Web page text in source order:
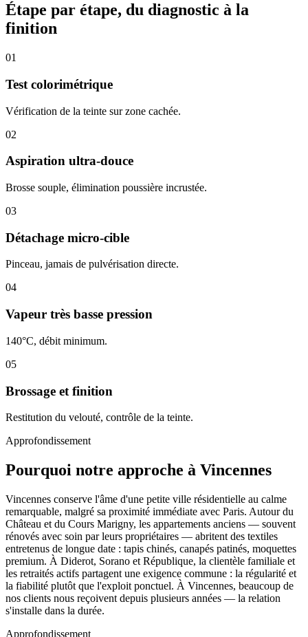
Étape par étape, du diagnostic à la
finition
01
Test colorimétrique
Vérification de la teinte sur zone cachée.
02
Aspiration ultra-douce
Brosse souple, élimination poussière incrustée.
03
Détachage micro-cible
Pinceau, jamais de pulvérisation directe.
04
Vapeur très basse pression
140°C, débit minimum.
05
Brossage et finition
Restitution du velouté, contrôle de la teinte.
Approfondissement
Pourquoi notre approche à Vincennes
Vincennes conserve l'âme d'une petite ville résidentielle au calme
remarquable, malgré sa proximité immédiate avec Paris. Autour du
Château et du Cours Marigny, les appartements anciens — souvent
rénovés avec soin par leurs propriétaires — abritent des textiles
entretenus de longue date : tapis chinés, canapés patinés, moquettes
premium. À Diderot, Sorano et République, la clientèle familiale et
les retraités actifs partagent une exigence commune : la régularité et
la fiabilité plutôt que l'exploit ponctuel. À Vincennes, beaucoup de
nos clients nous reçoivent depuis plusieurs années — la relation
s'installe dans la durée.
Approfondissement